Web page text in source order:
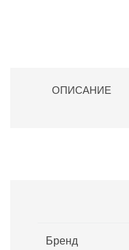
ОПИСАНИЕ
Бренд